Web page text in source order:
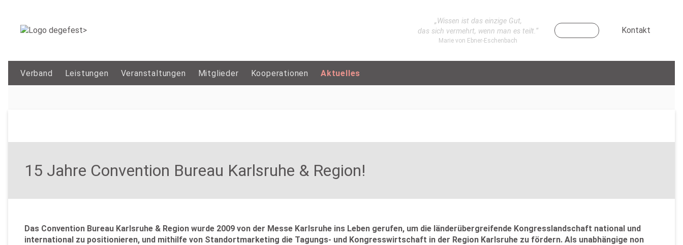
„Wissen ist das einzige Gut,
das sich vermehrt, wenn man es teilt.“
Marie von Ebner-Eschenbach
Kontakt
Verband Leistungen Veranstaltungen Mitglieder Kooperationen Aktuelles
15 Jahre Convention Bureau Karlsruhe & Region!
Das Convention Bureau Karlsruhe & Region wurde 2009 von der Messe Karlsruhe ins Leben gerufen, um die länderübergreifende Kongresslandschaft national und
international zu positionieren, und mithilfe von Standortmarketing die Tagungs- und Kongresswirtschaft in der Region Karlsruhe zu fördern. Als unabhängige non